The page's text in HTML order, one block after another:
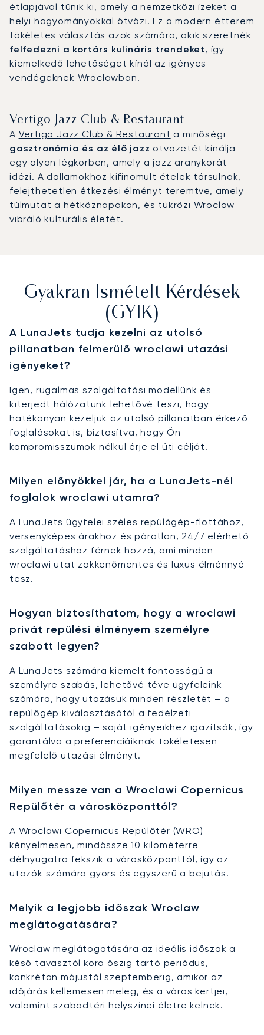
étlapjával tűnik ki, amely a nemzetközi ízeket a
helyi hagyományokkal ötvözi. Ez a modern étterem
tökéletes választás azok számára, akik szeretnék
felfedezni a kortárs kulináris trendeket, így
kiemelkedő lehetőséget kínál az igényes
vendégeknek Wroclawban.
Vertigo Jazz Club & Restaurant
A Vertigo Jazz Club & Restaurant a minőségi
gasztronómia és az élő jazz ötvözetét kínálja
egy olyan légkörben, amely a jazz aranykorát
idézi. A dallamokhoz kifinomult ételek társulnak,
felejthetetlen étkezési élményt teremtve, amely
túlmutat a hétköznapokon, és tükrözi Wroclaw
vibráló kulturális életét.
Gyakran Ismételt Kérdések
(GYIK)
A LunaJets tudja kezelni az utolsó
pillanatban felmerülő wroclawi utazási
igényeket?
Igen, rugalmas szolgáltatási modellünk és
kiterjedt hálózatunk lehetővé teszi, hogy
hatékonyan kezeljük az utolsó pillanatban érkező
foglalásokat is, biztosítva, hogy Ön
kompromisszumok nélkül érje el úti célját.
Milyen előnyökkel jár, ha a LunaJets-nél
foglalok wroclawi utamra?
A LunaJets ügyfelei széles repülőgép-flottához,
versenyképes árakhoz és páratlan, 24/7 elérhető
szolgáltatáshoz férnek hozzá, ami minden
wroclawi utat zökkenőmentes és luxus élménnyé
tesz.
Hogyan biztosíthatom, hogy a wroclawi
privát repülési élményem személyre
szabott legyen?
A LunaJets számára kiemelt fontosságú a
személyre szabás, lehetővé téve ügyfeleink
számára, hogy utazásuk minden részletét – a
repülőgép kiválasztásától a fedélzeti
szolgáltatásokig – saját igényeikhez igazítsák, így
garantálva a preferenciáiknak tökéletesen
megfelelő utazási élményt.
Milyen messze van a Wroclawi Copernicus
Repülőtér a városközponttól?
A Wroclawi Copernicus Repülőtér (WRO)
kényelmesen, mindössze 10 kilométerre
délnyugatra fekszik a városközponttól, így az
utazók számára gyors és egyszerű a bejutás.
Melyik a legjobb időszak Wroclaw
meglátogatására?
Wroclaw meglátogatására az ideális időszak a
késő tavasztól kora őszig tartó periódus,
konkrétan májustól szeptemberig, amikor az
időjárás kellemesen meleg, és a város kertjei,
valamint szabadtéri helyszínei életre kelnek.